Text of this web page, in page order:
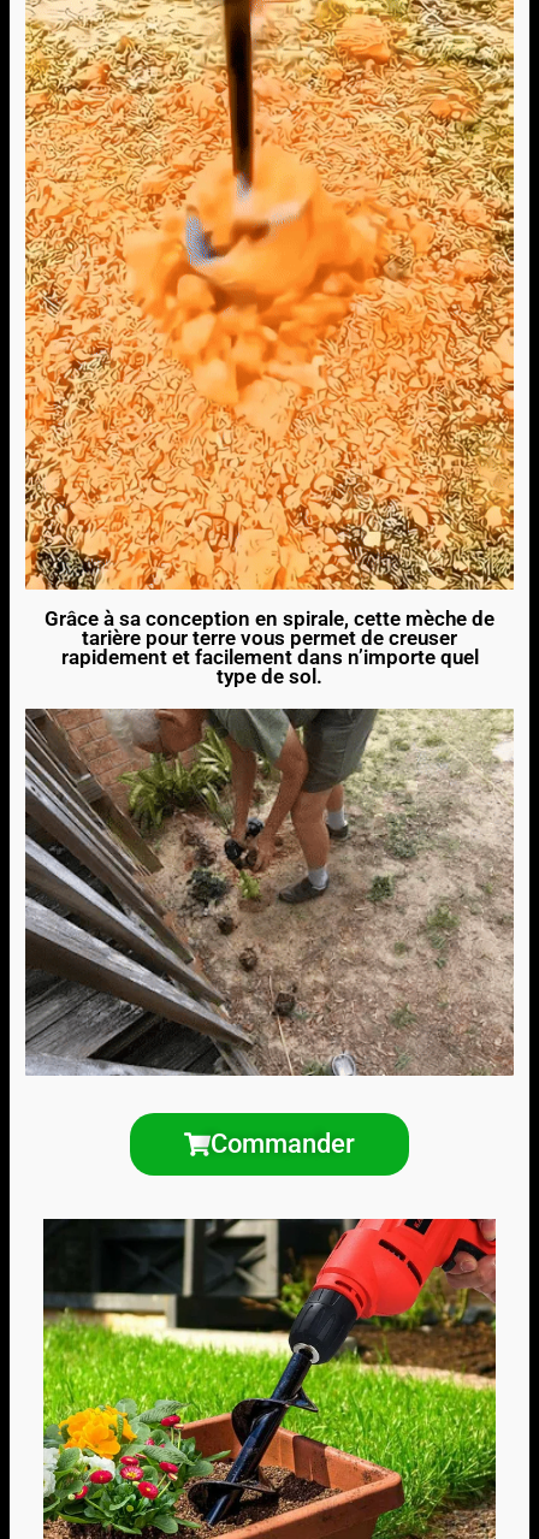
Grâce à sa conception en spirale, cette mèche de
tarière pour terre vous permet de creuser
rapidement et facilement dans n’importe quel
type de sol.
Commander